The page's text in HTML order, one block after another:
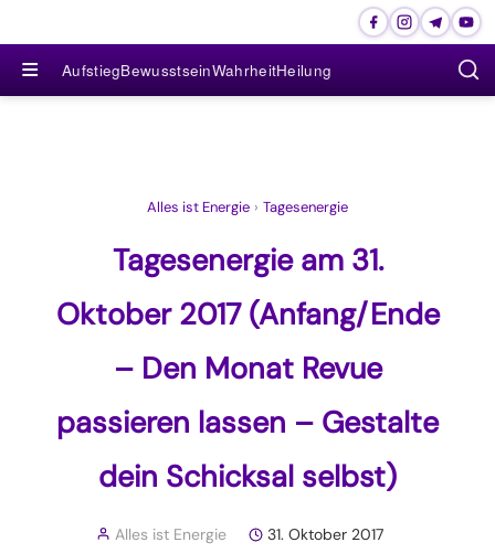
≡ AufstiegBewusstseinWahrheitHeilung
Alles ist Energie › Tagesenergie
Tagesenergie am 31.
Oktober 2017 (Anfang/Ende
– Den Monat Revue
passieren lassen – Gestalte
dein Schicksal selbst)
Alles ist Energie
31. Oktober 2017